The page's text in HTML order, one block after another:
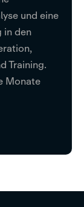
und eine
in den
Training.
Monate